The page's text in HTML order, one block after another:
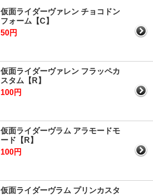
仮面ライダーヴァレン チョコドン
フォーム【C】
50円
仮面ライダーヴァレン フラッペカ
スタム【R】
100円
仮面ライダーヴラム アラモードモ
ード【R】
100円
仮面ライダーヴラム プリンカスタ